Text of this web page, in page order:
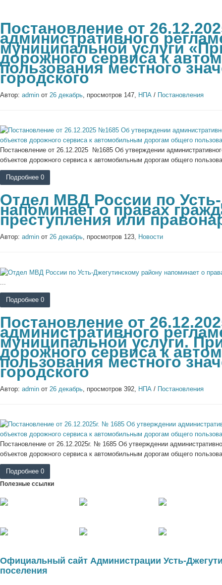
Постановление от
административного
муниципальной услуги
дорожного сервиса к
пользования местного
городского
Автор: admin от 26 декабрь, просмотров 147, НПА / Постановления
Постановление от 26.12.2025 №1685 Об утверждении
объектов дорожного сервиса к автомобильным дорогам общего
Подробнее 0
Отдел МВД России по
напоминает о правах
преступления или
Автор: admin от 26 декабрь, просмотров 123, Новости
Подробнее 0
Постановление от
административного
муниципальной услуги.
дорожного сервиса к
пользования местного
городского
Автор: admin от 26 декабрь , просмотров 392, НПА / Постановления
Постановление от 26.12.2025г. № 1685 Об утверждении
объектов дорожного сервиса к автомобильным дорогам общего
Подробнее 0
Полезные ссылки
Официальный сайт Администрации Усть-
поселения